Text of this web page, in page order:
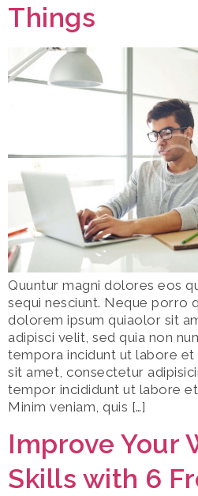
Things
Quuntur magni dolores eos
sequi nesciunt. Neque porro
dolorem ipsum quiaolor sit
adipisci velit, sed quia non
tempora incidunt ut labore
sit amet, consectetur
tempor incididunt ut labore
Minim veniam, quis […]
Improve Your
Skills with 6